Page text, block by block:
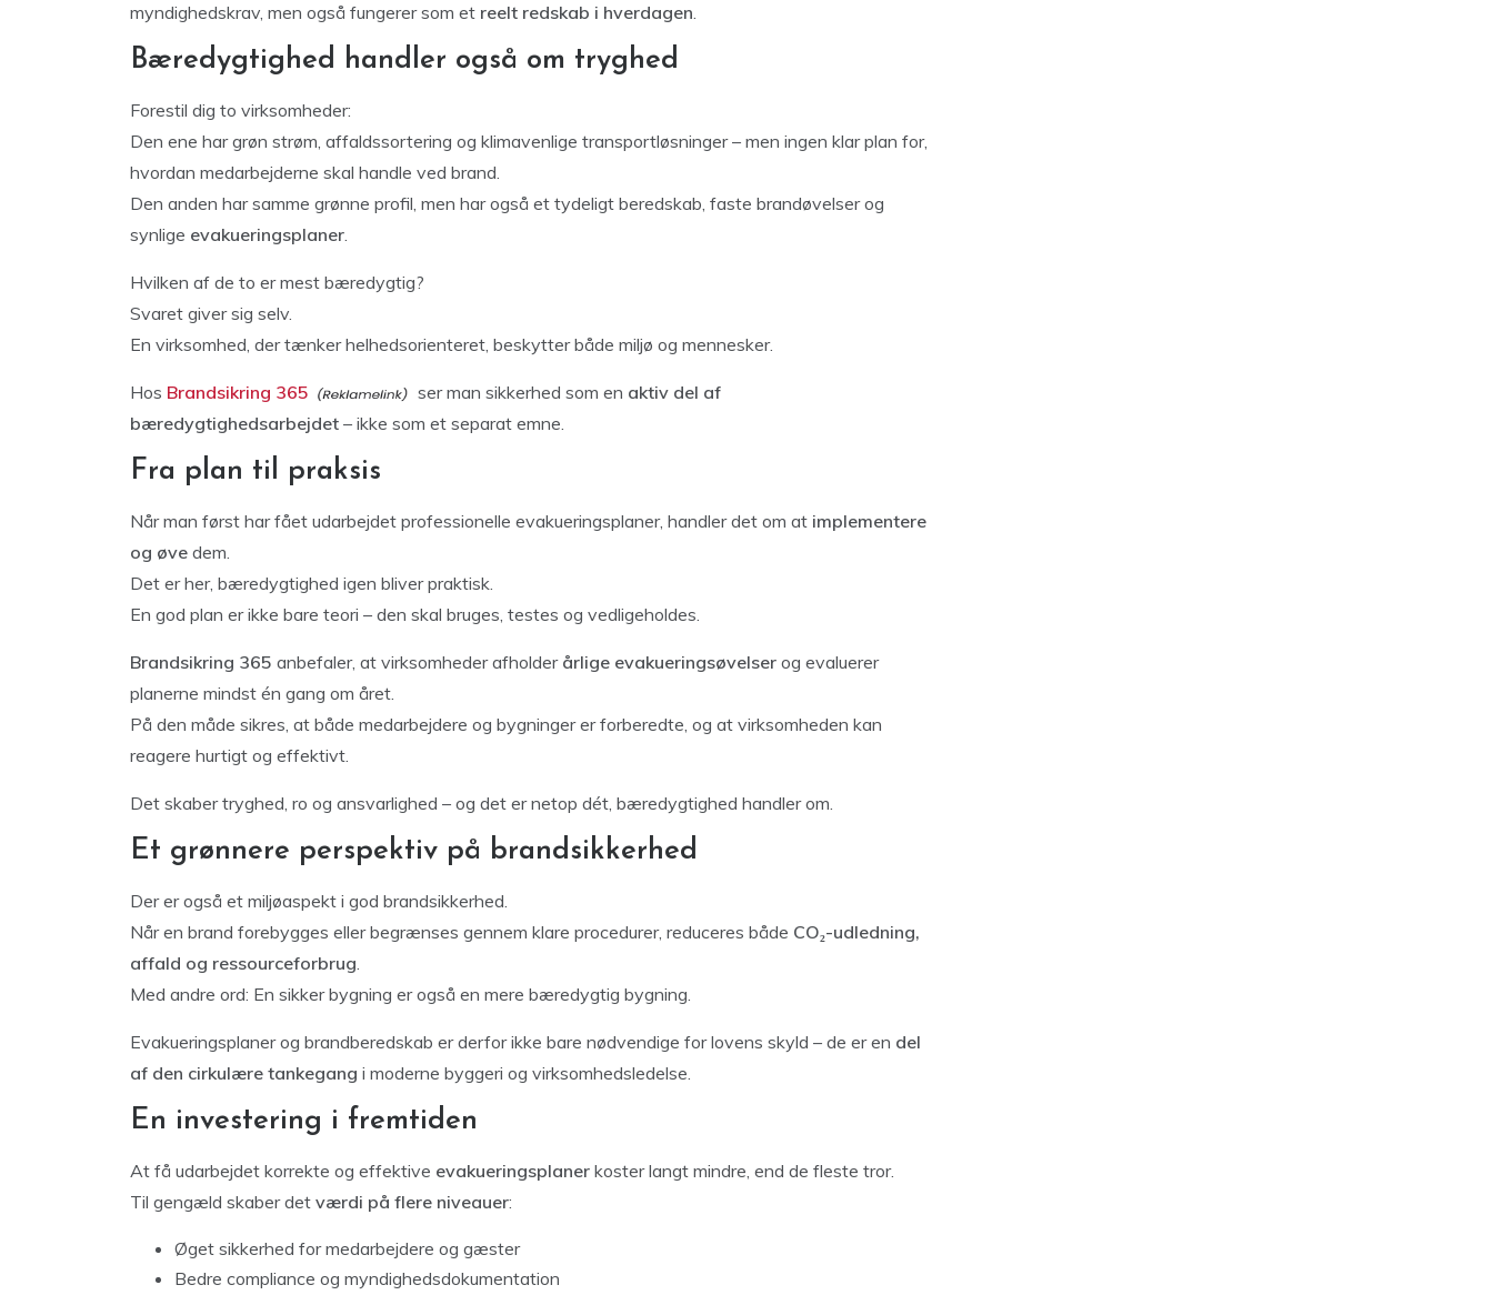
myndighedskrav, men også fungerer som et reelt redskab i hverdagen.
Bæredygtighed handler også om tryghed
Forestil dig to virksomheder:
Den ene har grøn strøm, affaldssortering og klimavenlige transportløsninger – men ingen klar plan for,
hvordan medarbejderne skal handle ved brand.
Den anden har samme grønne profil, men har også et tydeligt beredskab, faste brandøvelser og
synlige evakueringsplaner.
Hvilken af de to er mest bæredygtig?
Svaret giver sig selv.
En virksomhed, der tænker helhedsorienteret, beskytter både miljø og mennesker.
Hos Brandsikring 365 ser man sikkerhed som en aktiv del af
bæredygtighedsarbejdet – ikke som et separat emne.
Fra plan til praksis
Når man først har fået udarbejdet professionelle evakueringsplaner, handler det om at implementere
og øve dem.
Det er her, bæredygtighed igen bliver praktisk.
En god plan er ikke bare teori – den skal bruges, testes og vedligeholdes.
Brandsikring 365 anbefaler, at virksomheder afholder årlige evakueringsøvelser og evaluerer
planerne mindst én gang om året.
På den måde sikres, at både medarbejdere og bygninger er forberedte, og at virksomheden kan
reagere hurtigt og effektivt.
Det skaber tryghed, ro og ansvarlighed – og det er netop dét, bæredygtighed handler om.
Et grønnere perspektiv på brandsikkerhed
Der er også et miljøaspekt i god brandsikkerhed.
Når en brand forebygges eller begrænses gennem klare procedurer, reduceres både CO₂-udledning,
affald og ressourceforbrug.
Med andre ord: En sikker bygning er også en mere bæredygtig bygning.
Evakueringsplaner og brandberedskab er derfor ikke bare nødvendige for lovens skyld – de er en del
af den cirkulære tankegang i moderne byggeri og virksomhedsledelse.
En investering i fremtiden
At få udarbejdet korrekte og effektive evakueringsplaner koster langt mindre, end de fleste tror.
Til gengæld skaber det værdi på flere niveauer:
Øget sikkerhed for medarbejdere og gæster
Bedre compliance og myndighedsdokumentation